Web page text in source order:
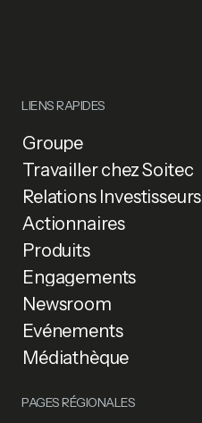
LIENS RAPIDES
Groupe
Travailler chez Soitec
Relations Investisseurs
Actionnaires
Produits
Engagements
Newsroom
Événements
Médiathèque
PAGES RÉGIONALES